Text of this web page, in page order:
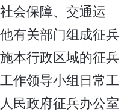
会保障、交通运
有关部门组成征兵
本行政区域的征兵
作领导小组日常工
民政府征兵办公室